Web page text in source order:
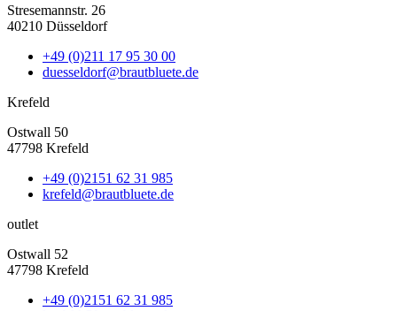
Stresemannstr. 26
40210 Düsseldorf
+49 (0)211 17 95 30 00
duesseldorf@brautbluete.de
Krefeld
Ostwall 50
47798 Krefeld
+49 (0)2151 62 31 985
krefeld@brautbluete.de
outlet
Ostwall 52
47798 Krefeld
+49 (0)2151 62 31 985